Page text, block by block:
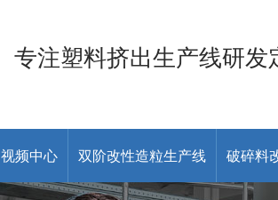
专注塑料挤出生产线研发
视频中心 双阶改性造粒生产线 破碎料